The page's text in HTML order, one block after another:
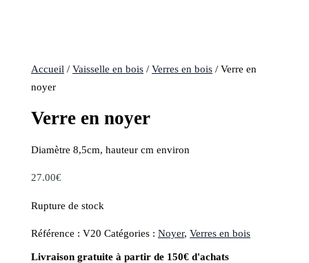
Accueil /Vaisselle en bois /Verres en bois / Verre en
noyer
Verre en noyer
Diamètre 8,5cm, hauteur cm environ
27.00€
Rupture de stock
Référence :V20 Catégories :Noyer,Verres en bois
Livraison gratuite à partir de 150€ d'achats